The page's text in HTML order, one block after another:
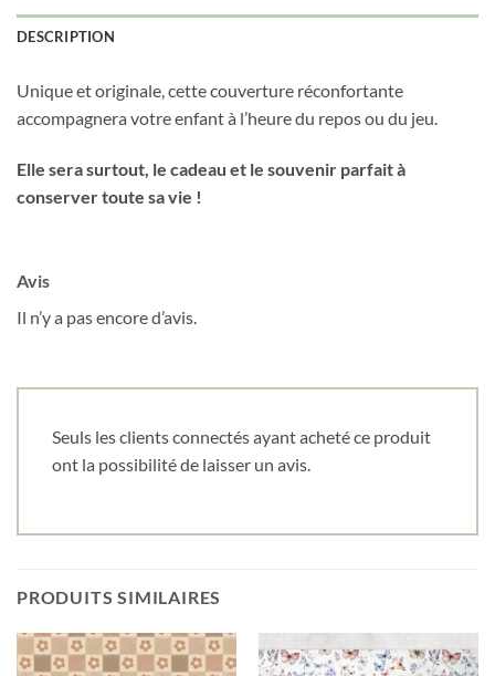
Arizona
Ballerine
Bégonia
Beigne, brioche et pâtisserie
Bouquet tropical
Chat habillé
Chat moucheté
Chien rigolo
Cochon aquarelle
Cowgirl fond blanc
Faune arctique
DESCRIPTION
Unique et originale, cette couverture réconfortante
accompagnera votre enfant à l’heure du repos ou du jeu.
Elle sera surtout, le cadeau et le souvenir parfait à
conserver toute sa vie !
Avis
Il n’y a pas encore d’avis.
Seuls les clients connectés ayant acheté ce produit
ont la possibilité de laisser un avis.
PRODUITS SIMILAIRES